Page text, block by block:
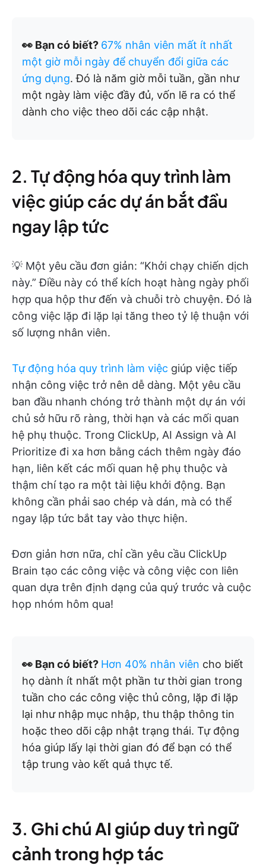
👀 Bạn có biết? 67% nhân viên mất ít nhất
một giờ mỗi ngày để chuyển đổi giữa các
ứng dụng. Đó là năm giờ mỗi tuần, gần như
một ngày làm việc đầy đủ, vốn lẽ ra có thể
dành cho việc theo dõi các cập nhật.
2. Tự động hóa quy trình làm
việc giúp các dự án bắt đầu
ngay lập tức
💡 Một yêu cầu đơn giản: “Khởi chạy chiến dịch
này.” Điều này có thể kích hoạt hàng ngày phối
hợp qua hộp thư đến và chuỗi trò chuyện. Đó là
công việc lặp đi lặp lại tăng theo tỷ lệ thuận với
số lượng nhân viên.
Tự động hóa quy trình làm việc giúp việc tiếp
nhận công việc trở nên dễ dàng. Một yêu cầu
ban đầu nhanh chóng trở thành một dự án với
chủ sở hữu rõ ràng, thời hạn và các mối quan
hệ phụ thuộc. Trong ClickUp, AI Assign và AI
Prioritize đi xa hơn bằng cách thêm ngày đáo
hạn, liên kết các mối quan hệ phụ thuộc và
thậm chí tạo ra một tài liệu khởi động. Bạn
không cần phải sao chép và dán, mà có thể
ngay lập tức bắt tay vào thực hiện.
Đơn giản hơn nữa, chỉ cần yêu cầu ClickUp
Brain tạo các công việc và công việc con liên
quan dựa trên định dạng của quý trước và cuộc
họp nhóm hôm qua!
👀 Bạn có biết? Hơn 40% nhân viên cho biết
họ dành ít nhất một phần tư thời gian trong
tuần cho các công việc thủ công, lặp đi lặp
lại như nhập mục nhập, thu thập thông tin
hoặc theo dõi cập nhật trạng thái. Tự động
hóa giúp lấy lại thời gian đó để bạn có thể
tập trung vào kết quả thực tế.
3. Ghi chú AI giúp duy trì ngữ
cảnh trong hợp tác